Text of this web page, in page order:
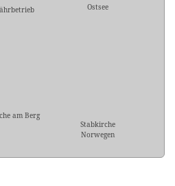
Ostsee
am Berg
Stabkirche
Norwegen